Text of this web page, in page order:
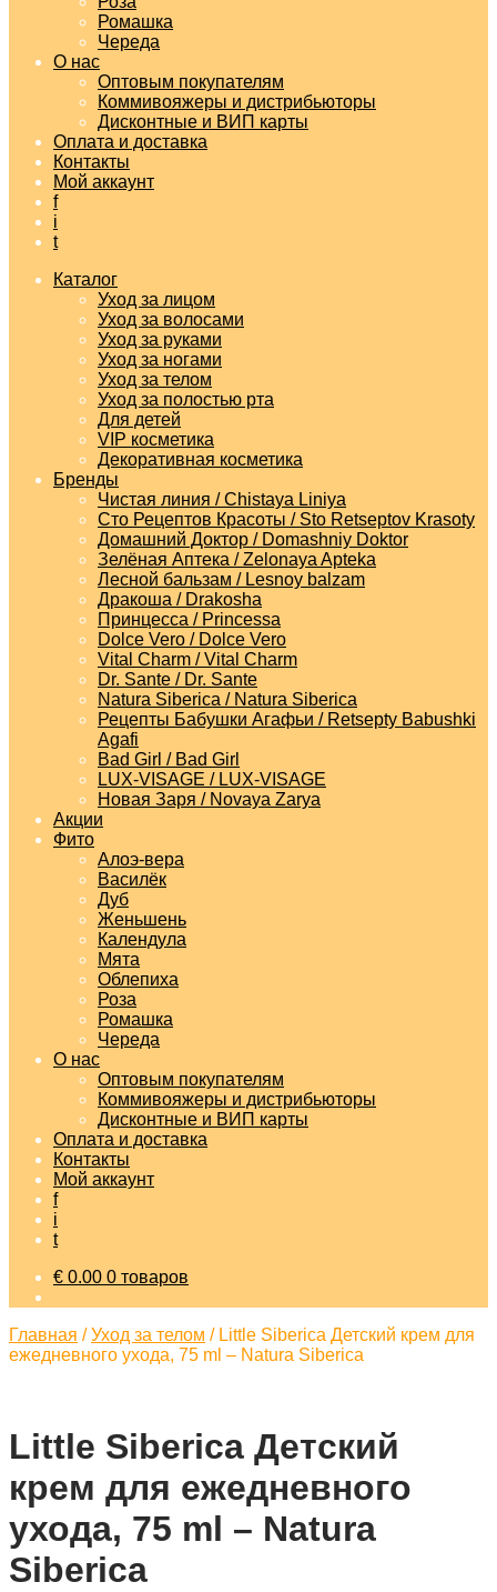
Ромашка
Череда
О нас
Оптовым покупателям
Коммивояжеры и дистрибьюторы
Дисконтные и ВИП карты
Оплата и доставка
Контакты
Мой аккаунт
f
i
t
Каталог
Уход за лицом
Уход за волосами
Уход за руками
Уход за ногами
Уход за телом
Уход за полостью рта
Для детей
VIP косметика
Декоративная косметика
Бренды
Чистая линия / Chistaya Liniya
Сто Рецептов Красоты / Sto Retseptov Krasoty
Домашний Доктор / Domashniy Doktor
Зелёная Аптека / Zelonaya Apteka
Лесной бальзам / Lesnoy balzam
Дракоша / Drakosha
Принцесса / Princessa
Dolce Vero / Dolce Vero
Vital Charm / Vital Charm
Dr. Sante / Dr. Sante
Natura Siberica / Natura Siberica
Рецепты Бабушки Агафьи / Retsepty Babushki
Agafi
Bad Girl / Bad Girl
LUX-VISAGE / LUX-VISAGE
Новая Заря / Novaya Zarya
Акции
Фито
Алоэ-вера
Василёк
Дуб
Женьшень
Календула
Мята
Облепиха
Роза
Ромашка
Череда
О нас
Оптовым покупателям
Коммивояжеры и дистрибьюторы
Дисконтные и ВИП карты
Оплата и доставка
Контакты
Мой аккаунт
f
i
t
€ 0.00 0 товаров
Главная /Уход за телом / Little Siberica Детский крем для
ежедневного ухода, 75 ml – Natura Siberica
Little Siberica Детский
крем для ежедневного
ухода, 75 ml – Natura
Siberica